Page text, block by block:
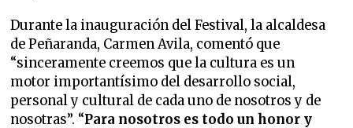
Durante la inauguración del Festival, la alcaldesa
de Peñaranda, Carmen Avila, comentó que
“sinceramente creemos que la cultura es un
motor importantísimo del desarrollo social,
personal y cultural de cada uno de nosotros y de
nosotras”. “Para nosotros es todo un honor y